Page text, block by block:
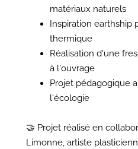
matériaux naturels
Inspiration earthship
thermique
Réalisation d'une
à l'ouvrage
Projet pédagogique
l'écologie
🤝 Projet réalisé en
Limonne, artiste